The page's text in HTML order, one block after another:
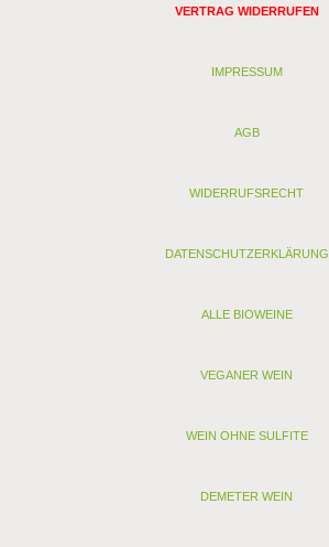
VERTRAG WIDERRUFEN
IMPRESSUM
AGB
WIDERRUFSRECHT
DATENSCHUTZERKLÄRUNG
ALLE BIOWEINE
VEGANER WEIN
WEIN OHNE SULFITE
DEMETER WEIN